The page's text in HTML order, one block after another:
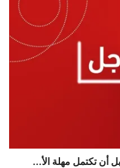
أن تكتمل مهلة الأ...